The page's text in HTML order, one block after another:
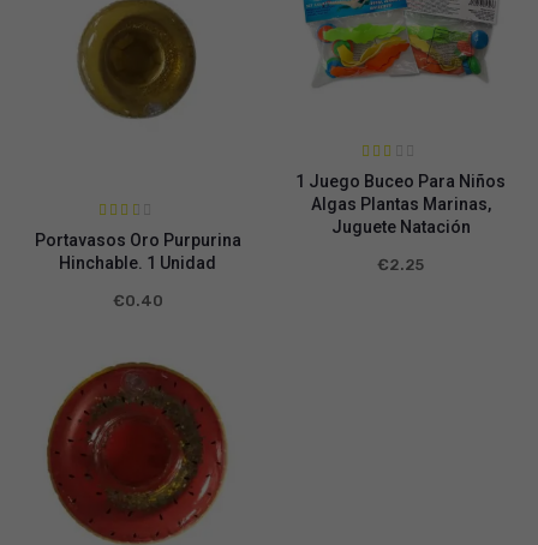
do en
2.48
de 5
Portavasos Oro Purpurina
Hinchable. 1 Unidad
€0.40
ado
en
2.10
de 5
1 Juego Buceo Para Niños
Algas Plantas Marinas,
Juguete Natación
€2.25